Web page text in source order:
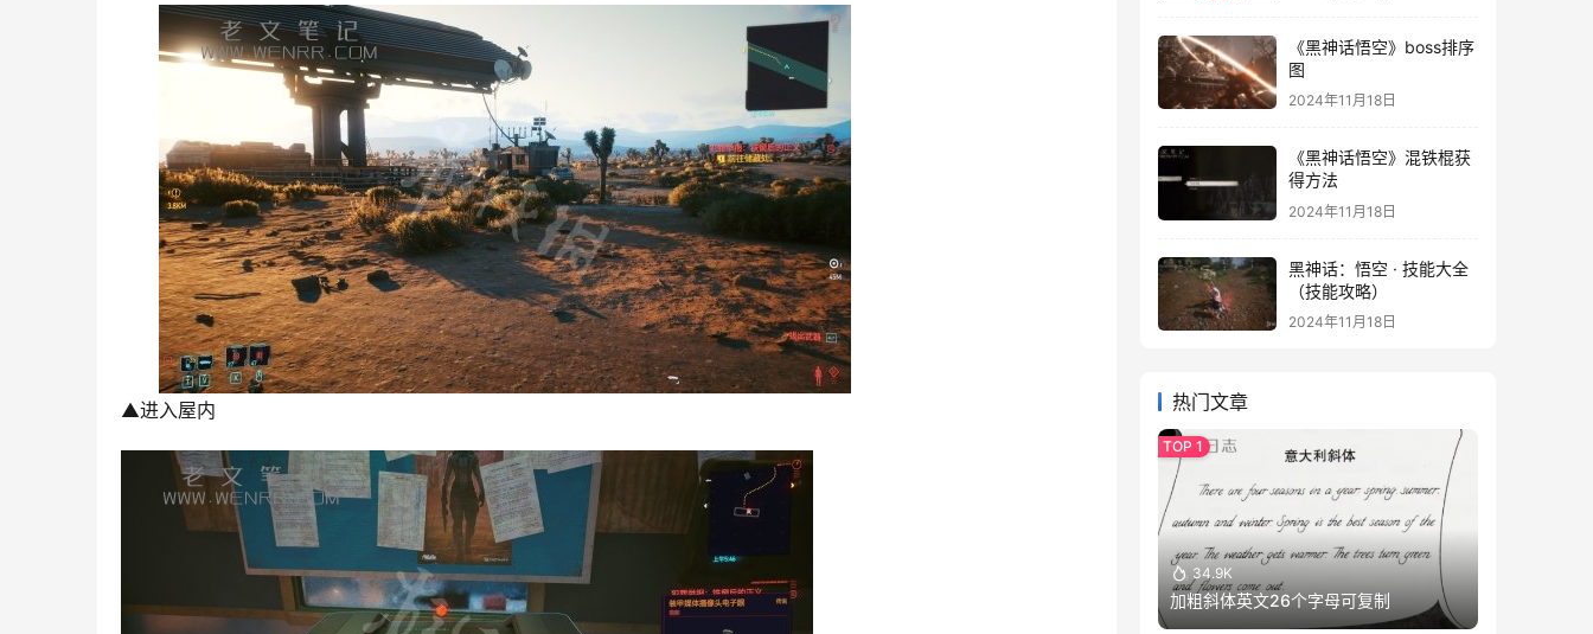
▲进入屋内
《黑神话悟空》boss排序
图
2024年11月18日
《黑神话悟空》混铁棍获
得方法
2024年11月18日
黑神话：悟空 · 技能大全
（技能攻略）
2024年11月18日
热门文章
34.9K
加粗斜体英文26个字母可复制